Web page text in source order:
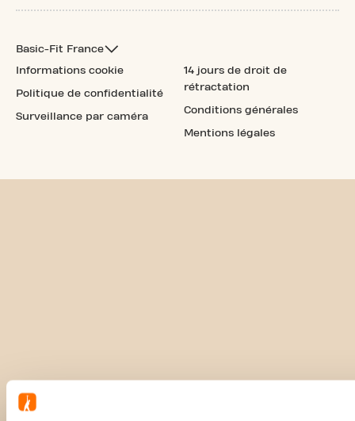
Basic-Fit France
Informations cookie
Politique de confidentialité
Surveillance par caméra
14 jours de droit de
rétractation
Conditions générales
Mentions légales